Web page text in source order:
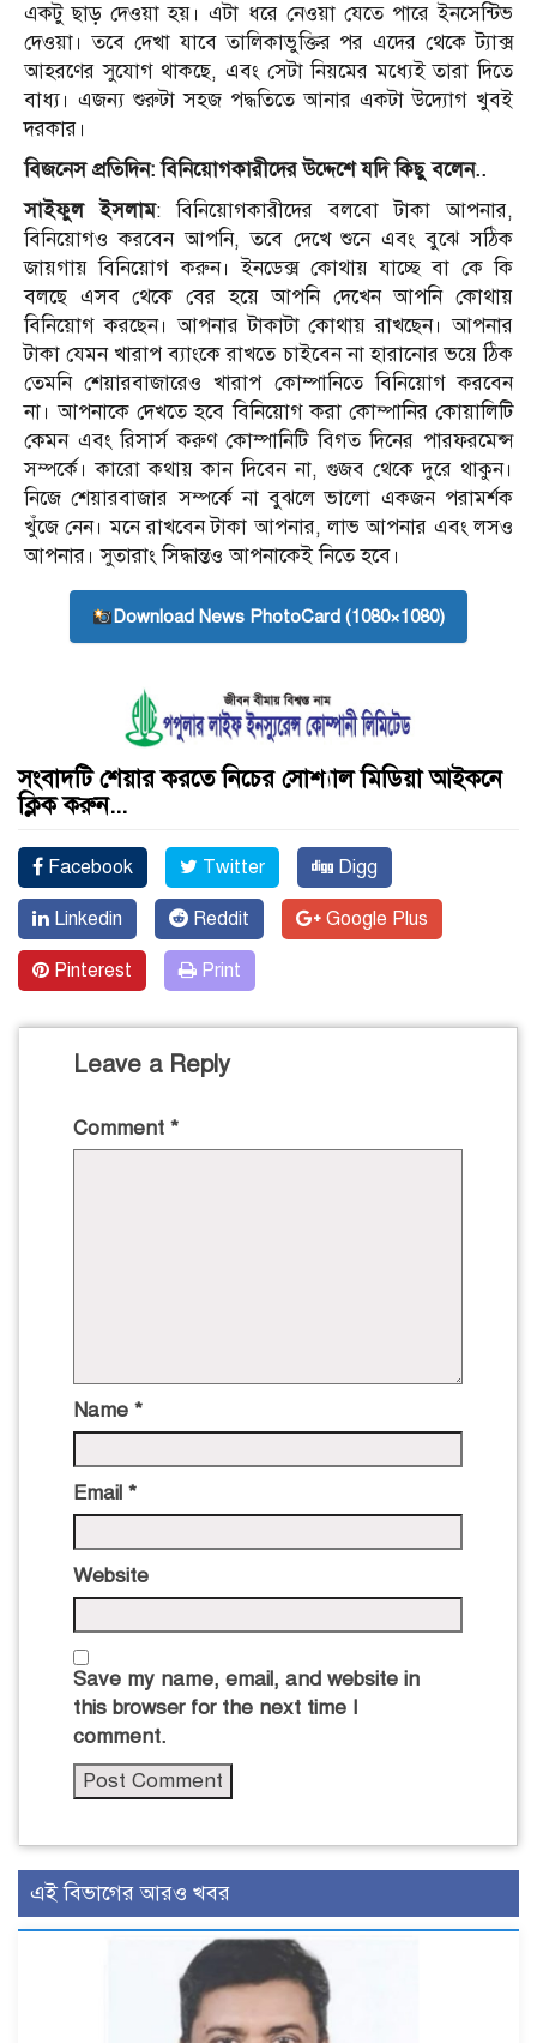
একটু ছাড় দেওয়া হয়। এটা ধরে নেওয়া যেতে পারে ইনসেন্টিভ
দেওয়া। তবে দেখা যাবে তালিকাভুক্তির পর এদের থেকে ট্যাক্স
আহরণের সুযোগ থাকছে, এবং সেটা নিয়মের মধ্যেই তারা দিতে
বাধ্য। এজন্য শুরুটা সহজ পদ্ধতিতে আনার একটা উদ্যোগ খুবই
দরকার।
বিজনেস প্রতিদিন: বিনিয়োগকারীদের উদ্দেশে যদি কিছু বলেন..
সাইফুল ইসলাম: বিনিয়োগকারীদের বলবো টাকা আপনার,
বিনিয়োগও করবেন আপনি, তবে দেখে শুনে এবং বুঝে সঠিক
জায়গায় বিনিয়োগ করুন। ইনডেক্স কোথায় যাচ্ছে বা কে কি
বলছে এসব থেকে বের হয়ে আপনি দেখেন আপনি কোথায়
বিনিয়োগ করছেন। আপনার টাকাটা কোথায় রাখছেন। আপনার
টাকা যেমন খারাপ ব্যাংকে রাখতে চাইবেন না হারানোর ভয়ে ঠিক
তেমনি শেয়ারবাজারেও খারাপ কোম্পানিতে বিনিয়োগ করবেন
না। আপনাকে দেখতে হবে বিনিয়োগ করা কোম্পানির কোয়ালিটি
কেমন এবং রিসার্স করুণ কোম্পানিটি বিগত দিনের পারফরমেন্স
সম্পর্কে। কারো কথায় কান দিবেন না, গুজব থেকে দুরে থাকুন।
নিজে শেয়ারবাজার সম্পর্কে না বুঝলে ভালো একজন পরামর্শক
খুঁজে নেন। মনে রাখবেন টাকা আপনার, লাভ আপনার এবং লসও
আপনার। সুতারাং সিদ্ধান্তও আপনাকেই নিতে হবে।
Download News PhotoCard (1080×1080)
সংবাদটি শেয়ার করতে নিচের সোশ্যাল মিডিয়া আইকনে
ক্লিক করুন...
Facebook Twitter Digg
Linkedin Reddit Google Plus
Pinterest Print
Leave a Reply
Comment *
Name *
Email *
Website
Save my name, email, and website in
this browser for the next time I
comment.
এই বিভাগের আরও খবর